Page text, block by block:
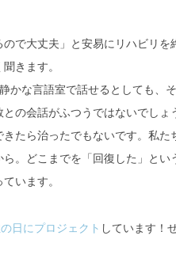
で大丈夫」と安易にリハビリ
きます。
かな言語室で話せるとしても、
の会話がふつうではないでし
たら治ったでもないです。私
。どこまでを「回復した」とい
います。
日にプロジェクト しています！